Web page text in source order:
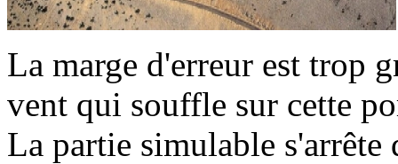
La marge d'erreur est trop
vent qui souffle sur cette
La partie simulable s'arrête